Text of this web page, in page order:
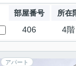
部屋番号 所在
406 4階
アパート